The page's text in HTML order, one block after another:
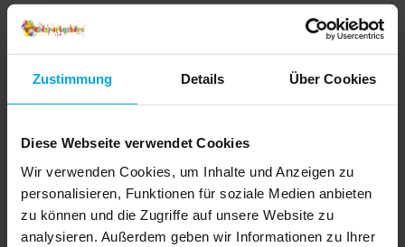
Zustimmung Details Über Cookies
Diese Webseite verwendet Cookies
Wir verwenden Cookies, um Inhalte und Anzeigen zu
personalisieren, Funktionen für soziale Medien anbieten
zu können und die Zugriffe auf unsere Website zu
analysieren. Außerdem geben wir Informationen zu Ihrer